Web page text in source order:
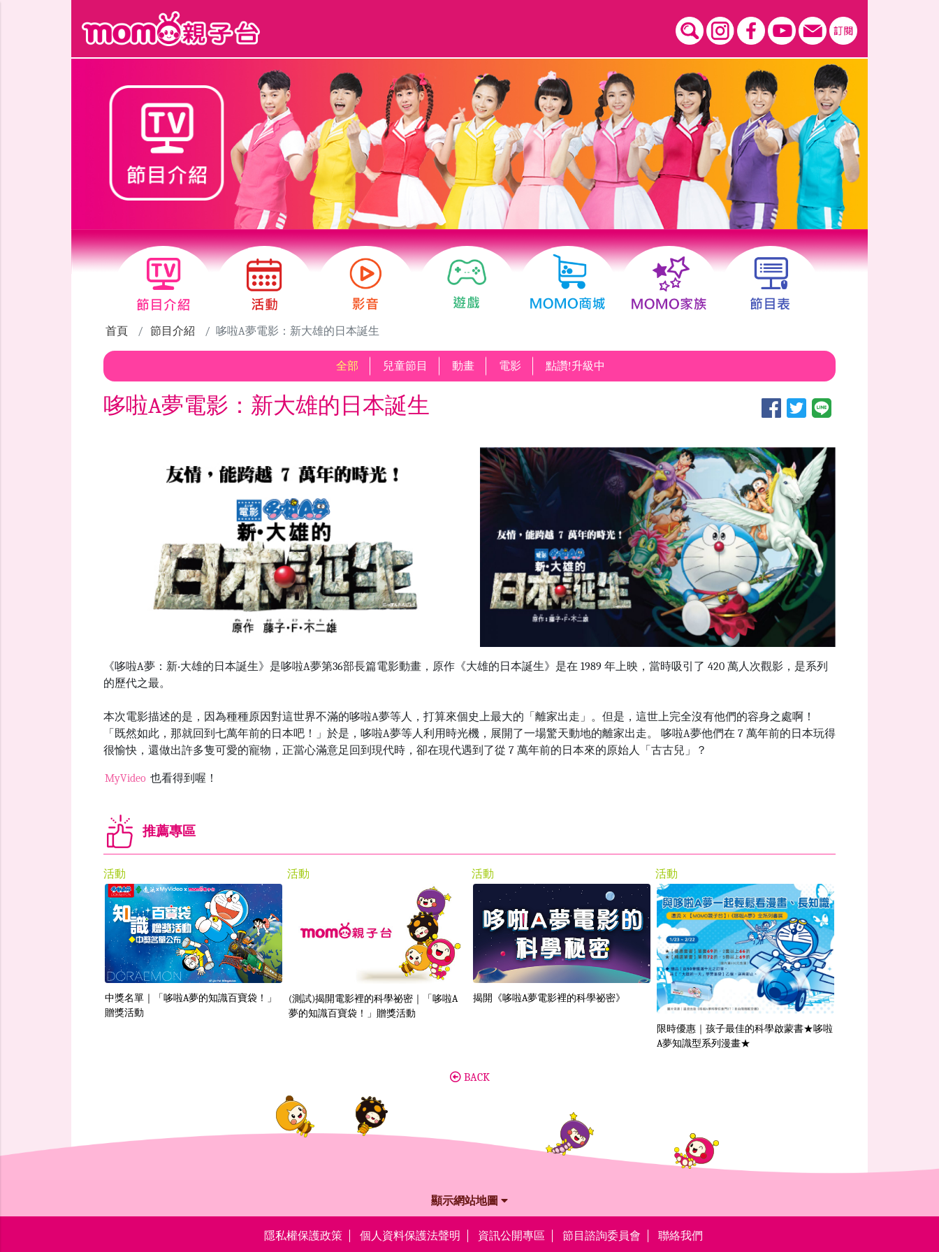
首頁 節目介紹 哆啦A夢電影：新大雄的日本誕生
全部 兒童節目 動畫 電影 點讚!升級中
哆啦A夢電影：新大雄的日本誕生
《哆啦A夢：新‧大雄的日本誕生》是哆啦A夢第36部長篇電影動畫，原作《大雄的日本誕生》是在 1989 年上映，當時吸引了 420 萬人次觀影，是系列
的歷代之最。
本次電影描述的是，因為種種原因對這世界不滿的哆啦A夢等人，打算來個史上最大的「離家出走」。但是，這世上完全沒有他們的容身之處啊！
「既然如此，那就回到七萬年前的日本吧！」於是，哆啦A夢等人利用時光機，展開了一場驚天動地的離家出走。 哆啦A夢他們在 7 萬年前的日本玩得
很愉快，還做出許多隻可愛的寵物，正當心滿意足回到現代時，卻在現代遇到了從 7 萬年前的日本來的原始人「古古兒」？
MyVideo 也看得到喔！
推薦專區
活動
中獎名單｜「哆啦A夢的知識百寶袋！」
贈獎活動
活動
(測試)揭開電影裡的科學祕密｜「哆啦A
夢的知識百寶袋！」贈獎活動
活動
揭開《哆啦A夢電影裡的科學祕密》
活動
限時優惠｜孩子最佳的科學啟蒙書★哆啦
A夢知識型系列漫畫★
BACK
顯示網站地圖
隱私權保護政策 個人資料保護法聲明 資訊公開專區 節目諮詢委員會 聯絡我們